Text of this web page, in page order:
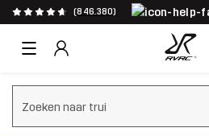
(846.380)
Zoeken wissen